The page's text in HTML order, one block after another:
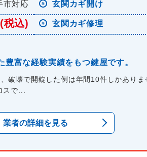
市対応 玄関カギ開け
税込) 玄関カギ修理
富な経験実績をもつ鍵屋です。
破壊で開錠した例は年間10件しかあり
スで...
業者の詳細を見る